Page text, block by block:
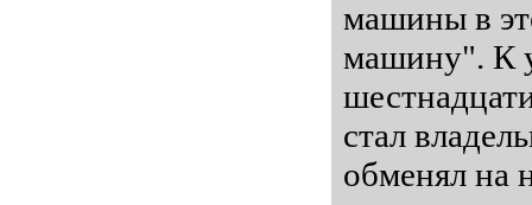
машины в
машину". К
стал
обменял на